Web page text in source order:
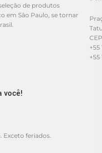
de produtos
em São Paulo, se tornar
+55
+55
você!
Exceto feriados.